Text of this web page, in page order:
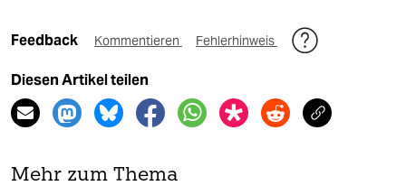
Feedback Kommentieren Fehlerhinweis
Diesen Artikel teilen
Mehr zum Thema